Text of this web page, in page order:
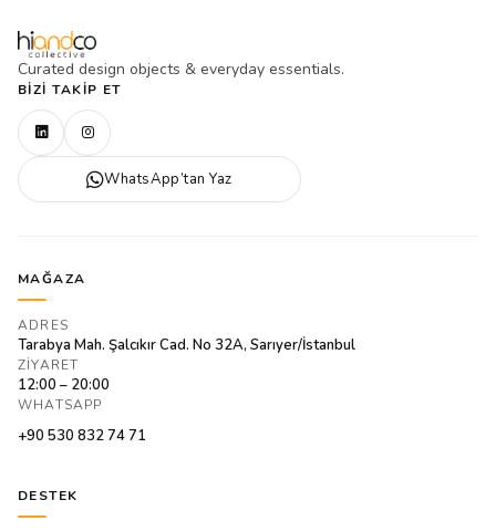
Curated design objects & everyday essentials.
BIZI TAKIP ET
WhatsApp’tan Yaz
MAĞAZA
ADRES
Tarabya Mah. Şalcıkır Cad. No 32A, Sarıyer/İstanbul
ZIYARET
12:00 – 20:00
WHATSAPP
+90 530 832 74 71
DESTEK